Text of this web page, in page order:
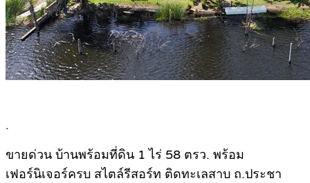
.
ขายด่วน บ้านพร้อมที่ดิน 1 ไร่ 58 ตรว. พร้อม
เฟอร์นิเจอร์ครบ สไตล์รีสอร์ท ติดทะเลสาบ ถ.ประชา